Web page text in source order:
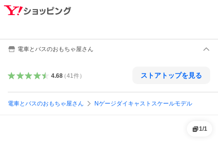
電車とバスのおもちゃ屋さん
4.68（41件） ストアトップを見る
電車とバスのおもちゃ屋さん Nゲージダイキャストスケールモデル
1/1